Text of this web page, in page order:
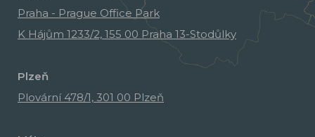
Praha - Prague Office Park
K Hájům 1233/2, 155 00 Praha 13-Stodůlky
Plzeň
Plovární 478/1, 301 00 Plzeň